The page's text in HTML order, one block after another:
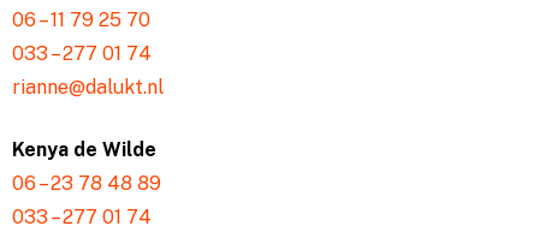
06 – 11 79 25 70
033 – 277 01 74
rianne@dalukt.nl
Kenya de Wilde
06 – 23 78 48 89
033 – 277 01 74